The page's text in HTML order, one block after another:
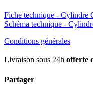
Fiche technique - Cylindre
Schéma technique -
Conditions générales
Livraison sous 24h offerte
Partager